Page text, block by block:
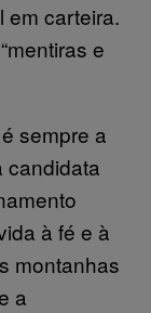
em carteira.
e
sempre a
candidata
à fé e à
montanhas
a